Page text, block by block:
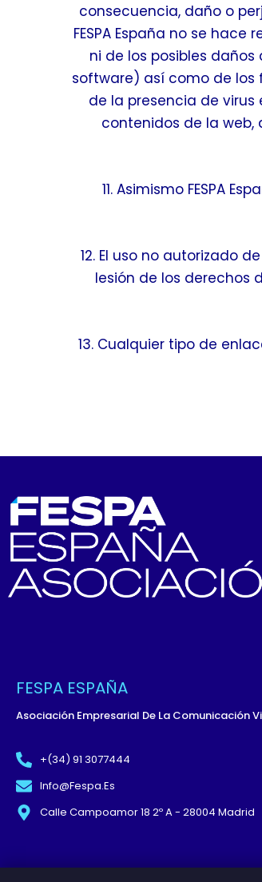
consecuencia, daño o
FESPA España no se
ni de los posibles
software) así como de
de la presencia de virus
contenidos de la
11. Asimismo FESPA
12. El uso no autorizado
lesión de los derechos
13. Cualquier tipo de
FESPA ESPAÑA
Asociación Empresarial De La Comunicación
+(34) 91 3077444
Info@fespa.es
Calle Campoamor 18 2º A - 28004 Madrid